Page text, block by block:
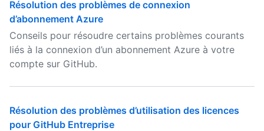
Résolution des problèmes de connexion
d’abonnement Azure
Conseils pour résoudre certains problèmes courants
liés à la connexion d’un abonnement Azure à votre
compte sur GitHub.
Résolution des problèmes d’utilisation des licences
pour GitHub Entreprise